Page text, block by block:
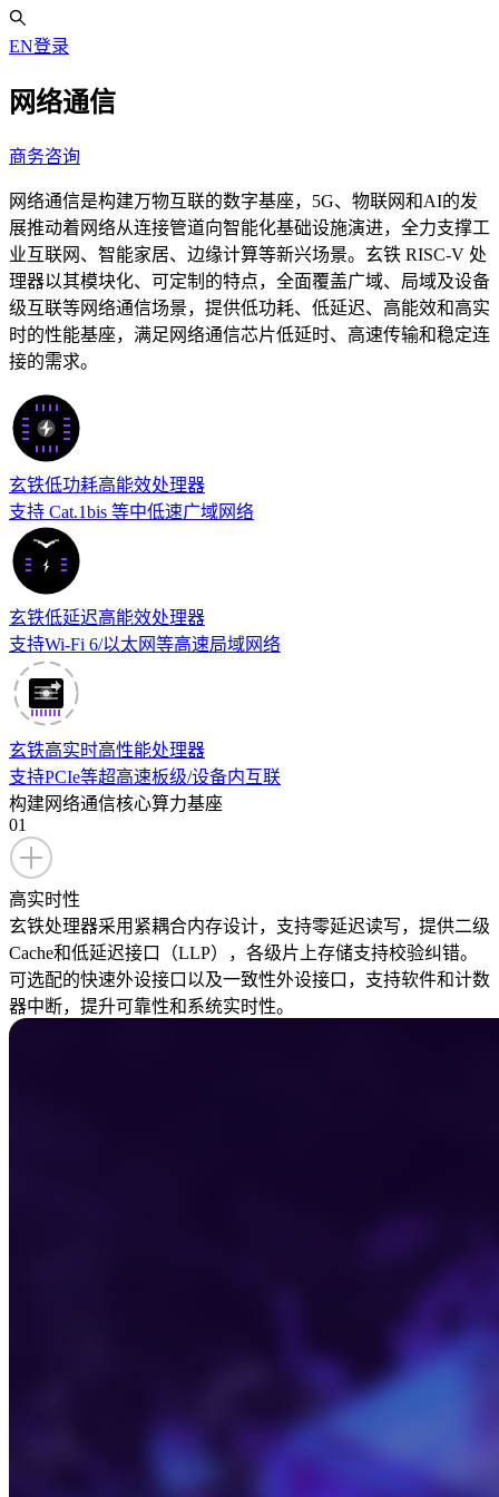
EN登录
网络通信
商务咨询
网络通信是构建万物互联的数字基座，5G、物联网和AI的发
展推动着网络从连接管道向智能化基础设施演进，全力支撑工
业互联网、智能家居、边缘计算等新兴场景。玄铁 RISC-V 处
理器以其模块化、可定制的特点，全面覆盖广域、局域及设备
级互联等网络通信场景，提供低功耗、低延迟、高能效和高实
时的性能基座，满足网络通信芯片低延时、高速传输和稳定连
接的需求。
玄铁低功耗高能效处理器
支持 Cat.1bis 等中低速广域网络
玄铁低延迟高能效处理器
支持Wi-Fi 6/以太网等高速局域网络
玄铁高实时高性能处理器
支持PCIe等超高速板级/设备内互联
构建网络通信核心算力基座
01
高实时性
玄铁处理器采用紧耦合内存设计，支持零延迟读写，提供二级
Cache和低延迟接口（LLP），各级片上存储支持校验纠错。
可选配的快速外设接口以及一致性外设接口，支持软件和计数
器中断，提升可靠性和系统实时性。